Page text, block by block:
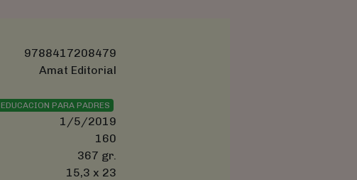
9788417208479
Amat Editorial
EDUCACION PARA PADRES
1/5/2019
160
367 gr.
15,3 x 23